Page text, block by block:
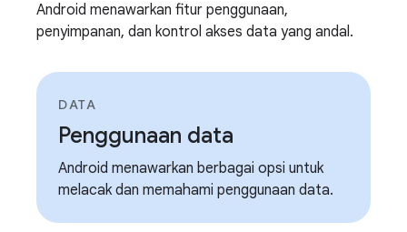
Android menawarkan fitur penggunaan,
penyimpanan, dan kontrol akses data yang andal.
DATA
Penggunaan data
Android menawarkan berbagai opsi untuk
melacak dan memahami penggunaan data.